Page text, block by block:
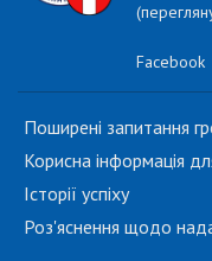
Facebook
Поширені запитання
Корисна інформація
Історії успіху
Роз'яснення щодо